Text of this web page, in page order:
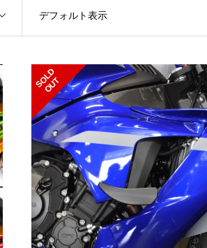
デフォルト表示
S
O
L
D
O
U
T